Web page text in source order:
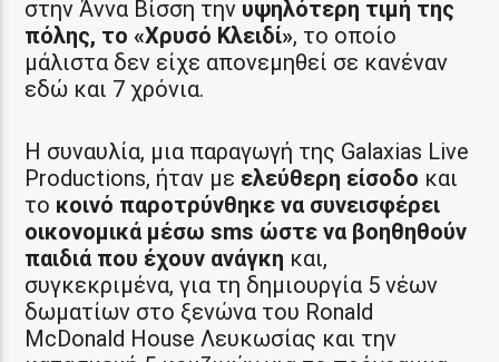
στην Άννα Βίσση την υψηλότερη τιμή της
πόλης, το «Χρυσό Κλειδί», το οποίο
μάλιστα δεν είχε απονεμηθεί σε κανέναν
εδώ και 7 χρόνια.
Η συναυλία, μια παραγωγή της Galaxias Live
Productions, ήταν με ελεύθερη είσοδο και
το κοινό παροτρύνθηκε να συνεισφέρει
οικονομικά μέσω sms ώστε να βοηθηθούν
παιδιά που έχουν ανάγκη και,
συγκεκριμένα, για τη δημιουργία 5 νέων
δωματίων στο ξενώνα του Ronald
McDonald House Λευκωσίας και την